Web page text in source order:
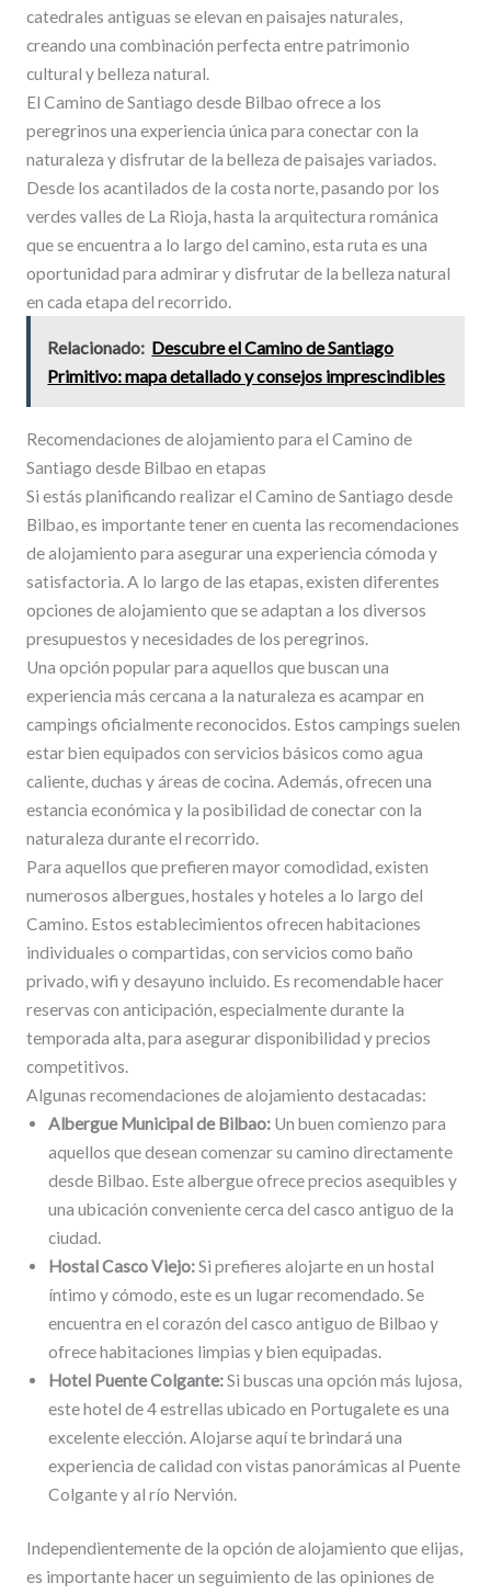
catedrales antiguas se elevan en paisajes naturales,
creando una combinación perfecta entre patrimonio
cultural y belleza natural.
El Camino de Santiago desde Bilbao ofrece a los
peregrinos una experiencia única para conectar con la
naturaleza y disfrutar de la belleza de paisajes variados.
Desde los acantilados de la costa norte, pasando por los
verdes valles de La Rioja, hasta la arquitectura románica
que se encuentra a lo largo del camino, esta ruta es una
oportunidad para admirar y disfrutar de la belleza natural
en cada etapa del recorrido.
Relacionado: Descubre el Camino de Santiago
Primitivo: mapa detallado y consejos imprescindibles
Recomendaciones de alojamiento para el Camino de
Santiago desde Bilbao en etapas
Si estás planificando realizar el Camino de Santiago desde
Bilbao, es importante tener en cuenta las recomendaciones
de alojamiento para asegurar una experiencia cómoda y
satisfactoria. A lo largo de las etapas, existen diferentes
opciones de alojamiento que se adaptan a los diversos
presupuestos y necesidades de los peregrinos.
Una opción popular para aquellos que buscan una
experiencia más cercana a la naturaleza es acampar en
campings oficialmente reconocidos. Estos campings suelen
estar bien equipados con servicios básicos como agua
caliente, duchas y áreas de cocina. Además, ofrecen una
estancia económica y la posibilidad de conectar con la
naturaleza durante el recorrido.
Para aquellos que prefieren mayor comodidad, existen
numerosos albergues, hostales y hoteles a lo largo del
Camino. Estos establecimientos ofrecen habitaciones
individuales o compartidas, con servicios como baño
privado, wifi y desayuno incluido. Es recomendable hacer
reservas con anticipación, especialmente durante la
temporada alta, para asegurar disponibilidad y precios
competitivos.
Algunas recomendaciones de alojamiento destacadas:
Albergue Municipal de Bilbao:Un buen comienzo para
aquellos que desean comenzar su camino directamente
desde Bilbao. Este albergue ofrece precios asequibles y
una ubicación conveniente cerca del casco antiguo de la
ciudad.
Hostal Casco Viejo:Si prefieres alojarte en un hostal
íntimo y cómodo, este es un lugar recomendado. Se
encuentra en el corazón del casco antiguo de Bilbao y
ofrece habitaciones limpias y bien equipadas.
Hotel Puente Colgante:Si buscas una opción más lujosa,
este hotel de 4 estrellas ubicado en Portugalete es una
excelente elección. Alojarse aquí te brindará una
experiencia de calidad con vistas panorámicas al Puente
Colgante y al río Nervión.
Independientemente de la opción de alojamiento que elijas,
es importante hacer un seguimiento de las opiniones de